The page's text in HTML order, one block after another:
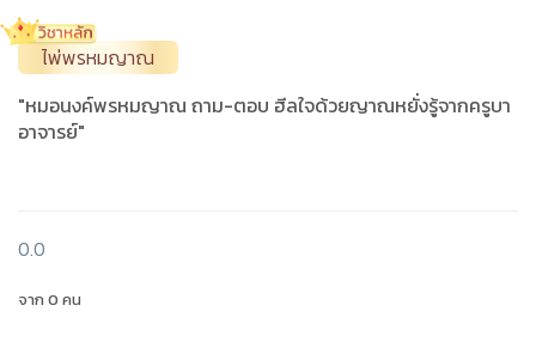
ไพ่พรหมญาณ
"หมอนงค์พรหมญาณ ถาม-ตอบ ฮีลใจด้วยญาณหยั่งรู้จากครูบา
อาจารย์"
0.0
จาก 0 คน